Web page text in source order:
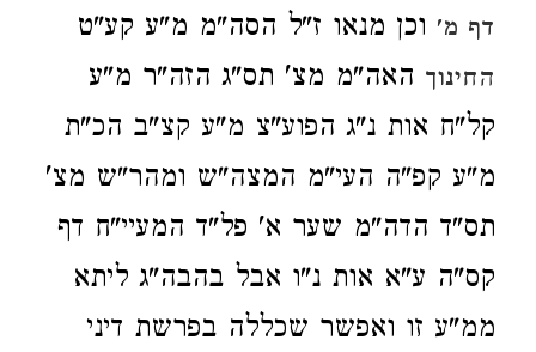
דף מ' וכן מנאו ז"ל הסה"מ מ"ע קע"ט
החינוך האה"מ מצ' תס"ג הזה"ר מ"ע
קל"ח אות נ"ג הפוע"צ מ"ע קצ"ב הכ"ת
מ"ע קפ"ה העי"מ המצה"ש ומהר"ש מצ'
תס"ד הדה"מ שער א' פל"ד המעיי"ח דף
קס"ה ע"א אות נ"ו אבל בהבה"ג ליתא
ממ"ע זו ואפשר שכללה בפרשת דיני